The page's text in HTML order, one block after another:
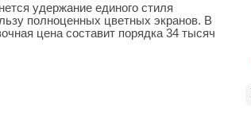
удержание единого стиля
полноценных цветных экранов. В
цена составит порядка 34 тысяч